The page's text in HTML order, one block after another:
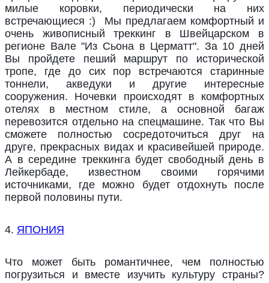
милые коровки, периодически на них
встречающиеся :) Мы предлагаем комфортный и
очень живописный треккинг в Швейцарском в
регионе Вале "Из Сьона в Церматт". За 10 дней
Вы пройдете пеший маршрут по исторической
тропе, где до сих пор встречаются старинные
тоннели, акведуки и другие интересные
сооружения. Ночевки происходят в комфортных
отелях в местном стиле, а основной багаж
перевозится отдельно на спецмашине. Так что Вы
сможете полностью сосредоточиться друг на
друге, прекрасных видах и красивейшей природе.
А в середине треккинга будет свободный день в
Лейкербаде, известном своими горячими
источниками, где можно будет отдохнуть после
первой половины пути.
4. ЯПОНИЯ
Что может быть романтичнее, чем полностью
погрузиться и вместе изучить культуру страны?